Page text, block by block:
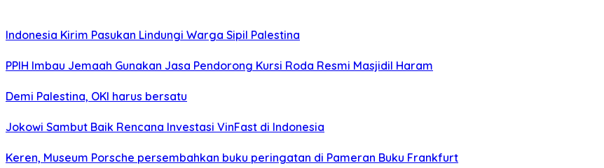
Indonesia Kirim Pasukan Lindungi Warga Sipil Palestina
PPIH Imbau Jemaah Gunakan Jasa Pendorong Kursi Roda Resmi Masjidil Haram
Demi Palestina, OKI harus bersatu
Jokowi Sambut Baik Rencana Investasi VinFast di Indonesia
Keren, Museum Porsche persembahkan buku peringatan di Pameran Buku Frankfurt